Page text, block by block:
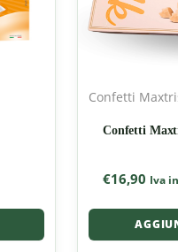
Confetti
Confetti
€16,90 Iva